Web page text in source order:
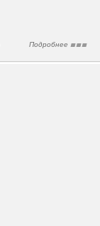
Подробнее